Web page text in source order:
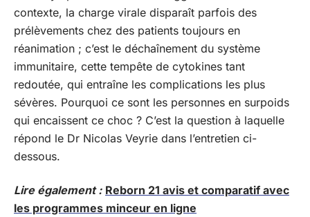
contexte, la charge virale disparaît parfois des
prélèvements chez des patients toujours en
réanimation ; c’est le déchaînement du système
immunitaire, cette tempête de cytokines tant
redoutée, qui entraîne les complications les plus
sévères. Pourquoi ce sont les personnes en surpoids
qui encaissent ce choc ? C’est la question à laquelle
répond le Dr Nicolas Veyrie dans l’entretien ci-
dessous.
Lire également : Reborn 21 avis et comparatif avec
les programmes minceur en ligne